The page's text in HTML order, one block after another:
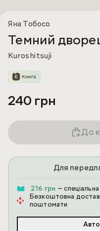
Яна Тобосо
Темний
Kuroshitsuji
240 грн
До
Для
216 грн —
Безкоштовна
поштомати